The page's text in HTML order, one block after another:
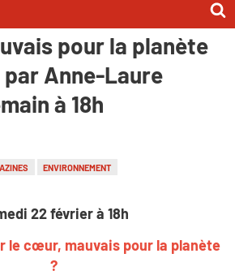
sport, bon pour
pour la planète
Anne-Laure
à 18h
ENVIRONNEMENT
22 février à 18h
le cœur, mauvais pour la planète
?